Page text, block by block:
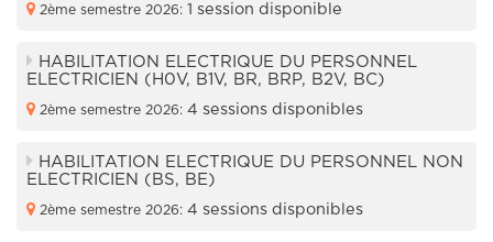
2ème semestre 2026: 1 session disponible
HABILITATION ELECTRIQUE DU PERSONNEL
ELECTRICIEN (H0V, B1V, BR, BRP, B2V, BC)
2ème semestre 2026: 4 sessions disponibles
HABILITATION ELECTRIQUE DU PERSONNEL NON
ELECTRICIEN (BS, BE)
2ème semestre 2026: 4 sessions disponibles